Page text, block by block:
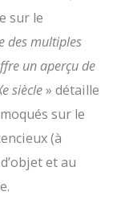
sur le
des multiples
un aperçu de
siècle» détaille
sur le
(à
et au